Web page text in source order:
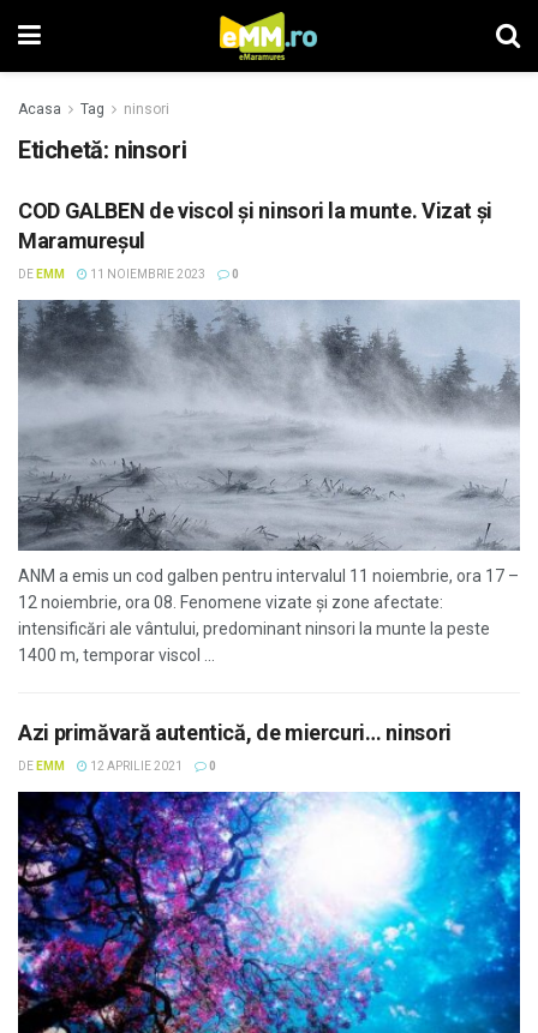
Acasa Tag ninsori
Etichetă: ninsori
COD GALBEN de viscol şi ninsori la munte. Vizat şi
Maramureşul
DE EMM 11 NOIEMBRIE 2023 0
ANM a emis un cod galben pentru intervalul 11 noiembrie, ora 17 –
12 noiembrie, ora 08. Fenomene vizate și zone afectate:
intensificări ale vântului, predominant ninsori la munte la peste
1400 m, temporar viscol ...
Azi primăvară autentică, de miercuri… ninsori
DE EMM 12 APRILIE 2021 0